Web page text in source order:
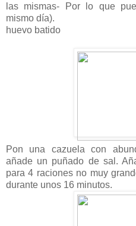
las mismas- Por lo que
mismo día).
huevo batido
Pon una cazuela con
añade un puñado de sal.
para 4 raciones no muy
durante unos 16 minutos.